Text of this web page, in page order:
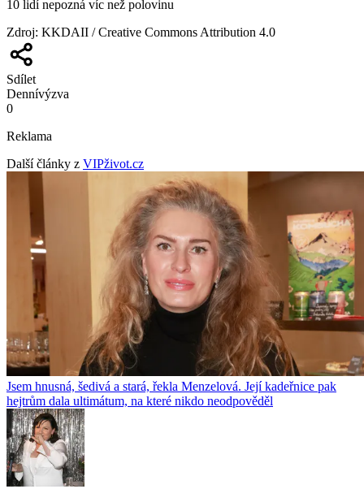
10 lidí nepozná víc než polovinu
Zdroj: KKDAII / Creative Commons Attribution 4.0
Sdílet
Dennívýzva
0
Reklama
Další články z VIPživot.cz
Jsem hnusná, šedivá a stará, řekla Menzelová. Její kadeřnice pak
hejtrům dala ultimátum, na které nikdo neodpověděl